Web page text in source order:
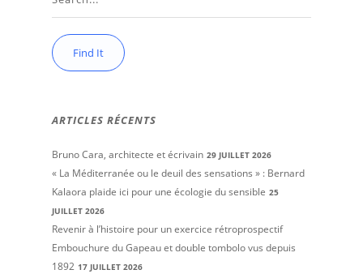
ARTICLES RÉCENTS
Bruno Cara, architecte et écrivain 29 JUILLET 2026
« La Méditerranée ou le deuil des sensations » : Bernard
Kalaora plaide ici pour une écologie du sensible 25
JUILLET 2026
Revenir à l’histoire pour un exercice rétroprospectif
Embouchure du Gapeau et double tombolo vus depuis
1892 17 JUILLET 2026